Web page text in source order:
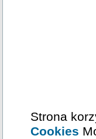
Strona
Cookies